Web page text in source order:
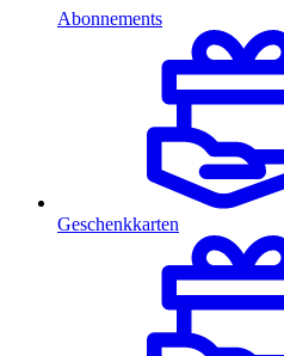
Abonnements
Geschenkkarten